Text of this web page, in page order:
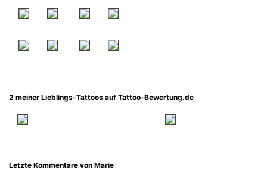
2 meiner Lieblings-Tattoos auf Tattoo-Bewertung.de
Letzte Kommentare von Marie